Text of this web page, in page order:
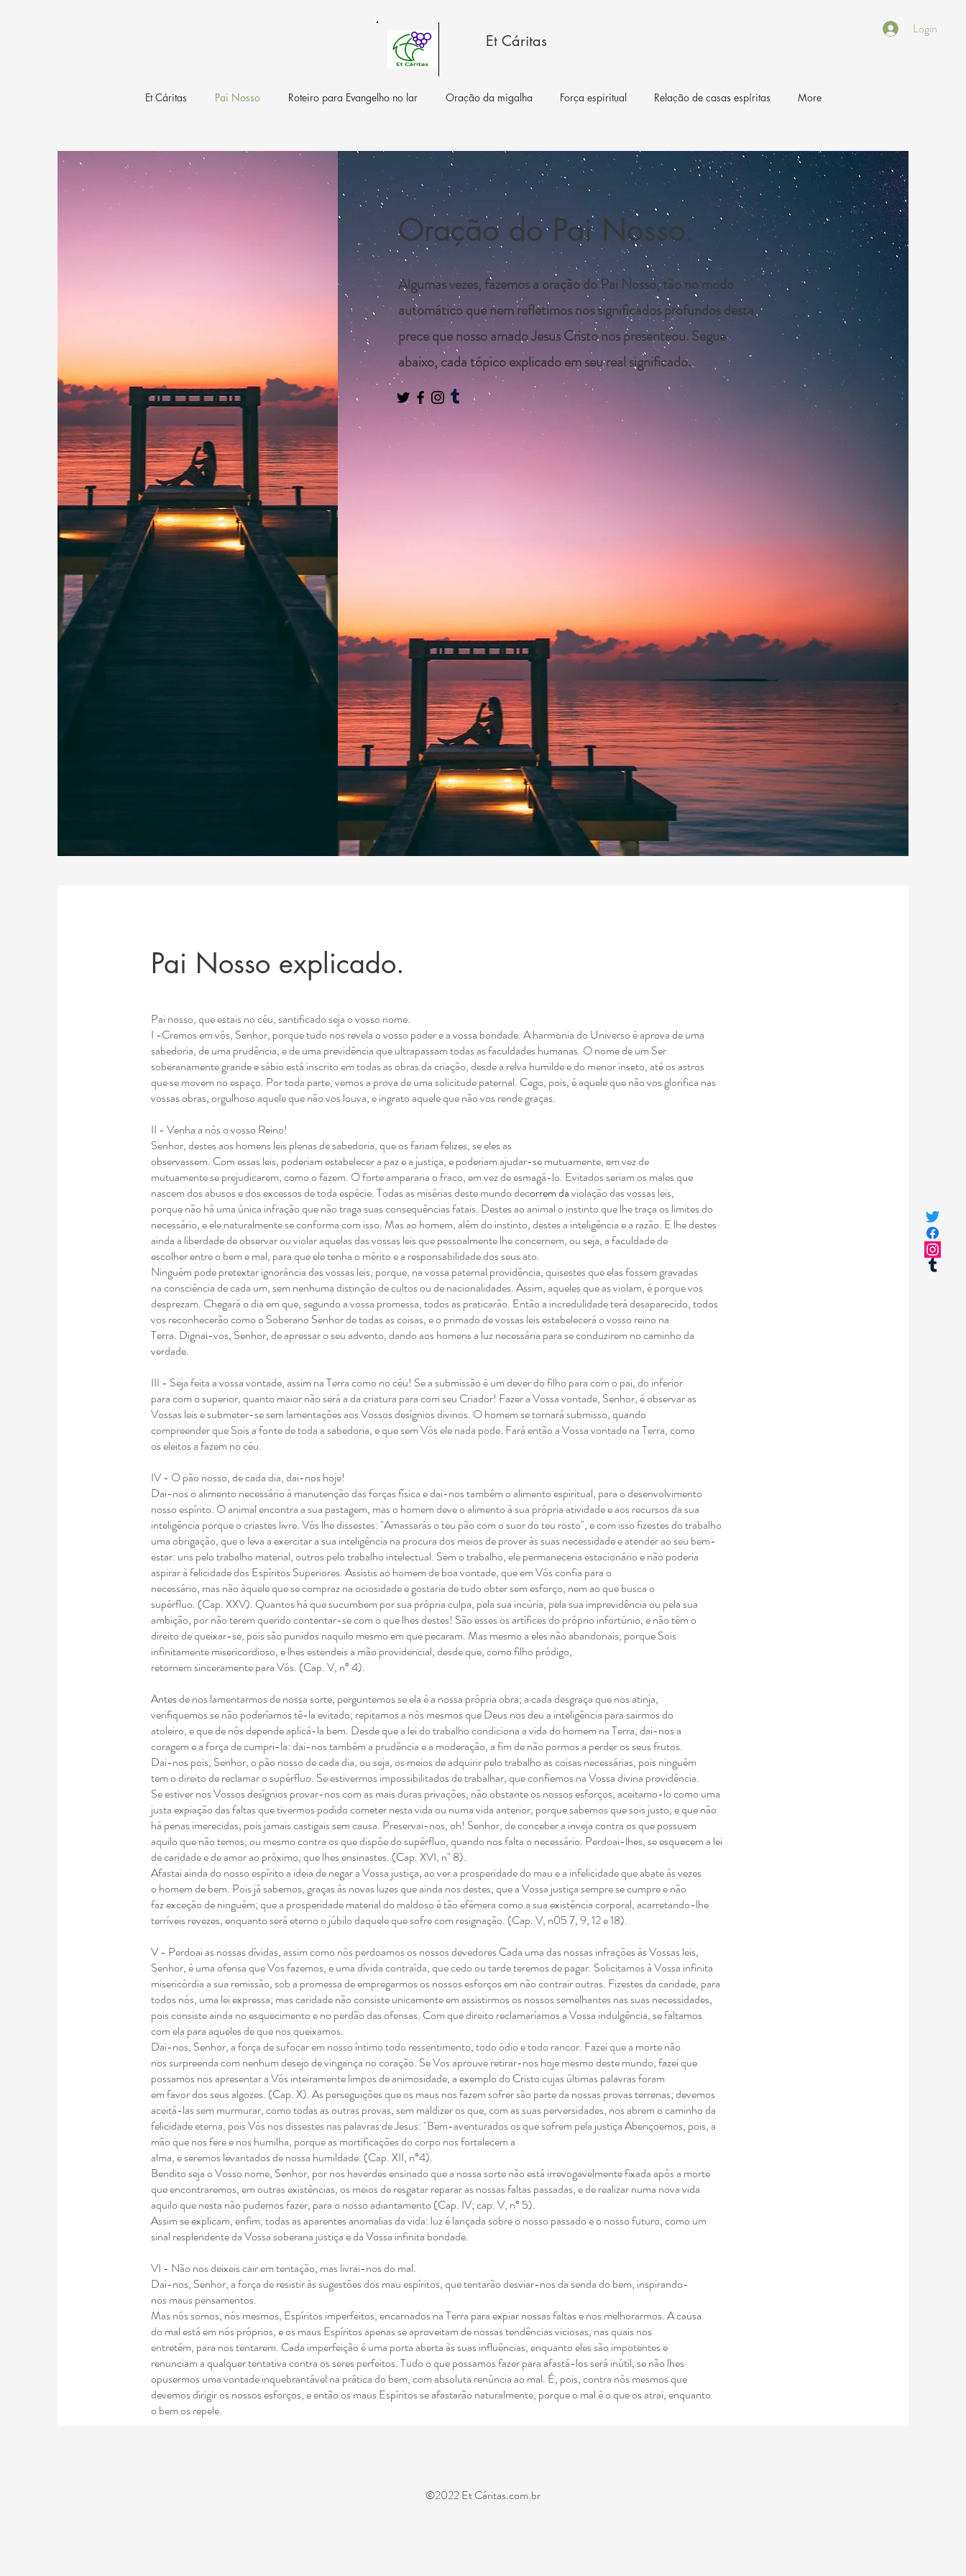
Login
Et Cáritas
Et Cáritas Pai Nosso Roteiro para Evangelho no lar Oração da migalha Força espiritual Relação de casas espíritas More
Oração do Pai Nosso.
Algumas vezes, fazemos a oração do Pai Nosso, tão no modo
automático que nem refletimos nos significados profundos desta
prece que nosso amado Jesus Cristo nos presenteou. Segue
abaixo, cada tópico explicado em seu real significado.
Pai Nosso explicado.
Pai nosso, que estais no céu, santificado seja ovosso nome.
I -Cremos em vós, Senhor, porque tudo nos revela ovosso poder e a vossa bondade. A harmonia do Universo é aprova de uma
sabedoria, de uma prudência, e de uma previdênciaque ultrapassam todas as faculdades humanas. O nome de um Ser
soberanamente grande e sábio está inscrito em todas asobras da criação, desde a relva humilde e do menor inseto, até osastros
que se movem no espaço. Por toda parte, vemos a provade uma solicitude paternal. Cego, pois, é aquele que não vosglorifica nas
vossas obras, orgulhoso aquele que não vos louva, eingrato aquele que não vos rende graças.
II - Venha a nós o vosso Reino!
Senhor, destes aos homens leisplenas de sabedoria, que os fariam felizes, se eles as
observassem. Com essas leis, poderiam estabelecer a paz e a justiça, e poderiam ajudar-se mutuamente, em vez de
mutuamente se prejudicarem, como o fazem. O forte ampararia ofraco, em vez de esmagá-lo. Evitados seriam os males que
nascem dos abusos e dos excessos de toda espécie. Todas asmisérias deste mundo decorrem daviolação das vossas leis,
porque não há uma única infração que não traga suasconsequências fatais. Destes ao animal o instinto que lhe traça os limites do
necessário,e ele naturalmente se conforma com isso. Mas ao homem, alémdo instinto, destes a inteligência e a razão. E lhe destes
ainda a liberdade de observar ou violar aquelas das vossas leis quepessoalmente lhe concernem, ou seja, a faculdade de
escolherentre o bem e mal, para que ele tenha o mérito e a responsabilidade dos seus ato.
Ninguém pode pretextar ignorância das vossas leis, porque, navossa paternal providência, quisestes que elas fossem gravadas
na consciência de cada um, sem nenhuma distinção de cultos oude nacionalidades. Assim, aqueles que as violam, é porque vos
desprezam. Chegará o dia em que, segundo a vossa promessa, todos aspraticarão. Então a incredulidade terá desaparecido, todos
vosreconhecerão como o Soberano Senhor de todas as coisas, e o primado de vossas leis estabelecerá o vosso reino na
Terra. Dignai-vos, Senhor, de apressar o seu advento, dando aoshomens a luz necessária para se conduzirem no caminho da
verdade.
III - Seja feita a vossa vontade, assim na Terra como no céu! Se a submissão é um dever do filho para com o pai, do inferior
para com o superior, quanto maior não será a da criatura paracom seu Criador! Fazer a Vossa vontade, Senhor, é observar as
Vossas leis e submeter-se sem lamentações aos Vossosdesígnios divinos. O homem se tornará submisso, quando
compreender que Sois a fonte de toda a sabedoria, e que semVós ele nada pode. Fará então a Vossa vontade na Terra, como
os eleitos a fazem no céu.
IV - O pão nosso, de cada dia, dai-nos hoje!
Dai-nos o alimento necessário à manutenção das forças física edai-nos também o alimento espiritual, para o desenvolvimento
nosso espírito. O animal encontra a sua pastagem, mas o homem deve oalimento à sua própria atividade e aos recursos da sua
inteligência porque o criastes livre.Vós lhe dissestes: "Amassarás o teu pão com o suor do teu rosto", e com isso fizestes do trabalho
uma obrigação, que o levaa exercitar a sua inteligência na procura dos meios de prover àssuas necessidade e atender ao seu bem-
estar: uns pelo trabalho material, outros pelo trabalho intelectual. Sem o trabalho, elepermaneceria estacionário e não poderia
aspirar à felicidade dosEspíritos Superiores.Assistis ao homem de boa vontade, que em Vós confia para o
necessário, mas não àquele que se compraz na ociosidade egostaria de tudo obter sem esforço, nem ao que busca o
supérfluo. (Cap. XXV). Quantos há que sucumbem por sua própria culpa, pela sua incúria, pela sua imprevidência ou pela sua
ambição, por nãoterem querido contentar-se com o que lhes destes! São esses osartífices do próprio infortúnio, e não têm o
direito de queixar-se, pois são punidos naquilo mesmo em que pecaram. Mas mesmo aeles não abandonais, porque Sois
infinitamente misericordioso, elhes estendeis a mão providencial, desde que, como filho pródigo,
retornem sinceramente para Vós. (Cap. V, n° 4).
Antes de nos lamentarmos de nossa sorte, perguntemos se ela éa nossa própria obra; a cada desgraça que nos atinja,
verifiquemos se não poderíamos tê-la evitado; repitamos a nósmesmos que Deus nos deu a inteligência para sairmos do
atoleiro, e que de nós depende aplicá-la bem. Desde que a lei dotrabalho condiciona a vida do homem na Terra, dai-nos a
corageme a força de cumpri-la: dai-nos também a prudência e a moderação, a fim de não pormos a perder os seus frutos.
Dai-nos pois, Senhor, o pão nosso de cada dia, ou seja, os meiosde adquirir pelo trabalho as coisas necessárias, pois ninguém
temo direito de reclamar o supérfluo. Se estivermos impossibilitados de trabalhar, que confiemos naVossa divina providência.
Se estiver nos Vossos desígnios provar-nos com as mais durasprivações, não obstante os nossos esforços, aceitamo-lo como uma
justa expiação das faltas que tivermos podido cometer nestavida ou numa vida anterior, porque sabemos que sois justo, e quenão
há penas imerecidas, pois jamais castigais sem causa. Preservai-nos, oh! Senhor, de conceber a inveja contra os quepossuem
aquilo que não temos, ou mesmo contra os que dispõedo supérfluo, quando nos falta o necessário. Perdoai-lhes, seesquecem a lei
de caridade e de amor ao próximo, que lhesensinastes. (Cap. XVI, n" 8).
Afastai ainda do nosso espírito a ideia de negar a Vossa justiça,ao ver a prosperidade do mau e a infelicidade que abate às vezes
o homem de bem. Pois já sabemos, graças às novas luzes queainda nos destes, que a Vossa justiça sempre se cumpre e não
faz exceção de ninguém; que a prosperidade material do maldosoé tão efémera como a sua existência corporal, acarretando-lhe
terríveis revezes, enquanto será eterno o júbilo daquele que sofrecom resignação. (Cap. V, n05 7, 9, 12 e 18).
V - Perdoai as nossas dívidas, assim como nós perdoamos osnossos devedoresCada uma das nossas infrações às Vossas leis,
Senhor, é umaofensa que Vos fazemos, e uma dívida contraída, que cedo outarde teremos de pagar. Solicitamos à Vossa infinita
misericórdia a sua remissão, sob a promessa de empregarmos os nossosesforços em não contrair outras. Fizestes da caridade, para
todos nós, uma lei expressa; mascaridade não consiste unicamente em assistirmos os nossossemelhantes nas suas necessidades,
pois consiste ainda noesquecimento e no perdão das ofensas. Com que direito reclamaríamos a Vossa indulgência, se faltamos
com ela paraaqueles de que nos queixamos.
Dai-nos, Senhor, a força de sufocar em nosso íntimo todo ressentimento, todo ódio e todo rancor. Fazei que a morte não
nos surpreenda com nenhum desejo de vingança no coração. SeVos aprouve retirar-nos hoje mesmo deste mundo, fazei que
possamos nos apresentar a Vós inteiramente limpos deanimosidade, a exemplo do Cristo cujas últimas palavras foram
em favor dos seus algozes. (Cap. X).As perseguições que os maus nos fazem sofrer são parte da nossas provas terrenas; devemos
aceitá-las sem murmurar, comotodas as outras provas, sem maldizer os que, com as suasperversidades, nos abrem o caminho da
felicidade eterna, poisVós nos dissestes nas palavras de Jesus: "Bem-aventurados osque sofrem pela justiça Abençoemos, pois, a
mão que nos fere enos humilha, porque as mortificações do corpo nos fortalecem a
alma, e seremos levantados de nossa humildade. (Cap. XII, n°4).
Bendito seja o Vosso nome, Senhor, por nos haverdes ensinadoque a nossa sorte não está irrevogavelmente fixada após a morte
que encontraremos, em outras existências, os meios de resgatarreparar as nossas faltas passadas, e de realizar numa nova vida
aquilo que nesta não pudemos fazer, para o nosso adiantamento (Cap. IV; cap. V, n° 5).
Assim se explicam, enfim, todas as aparentes anomalias da vida: luz é lançada sobre o nosso passado e o nosso futuro, como um
sinal resplendente da Vossa soberana justiça e da Vossa infinita bondade.
VI - Não nos deixeis cair em tentação, mas livrai-nos do mal.
Dai-nos, Senhor, a força de resistir às sugestões dos mauespíritos, que tentarão desviar-nos da senda do bem, inspirando-
nos maus pensamentos.
Mas nós somos, nós mesmos, Espíritos imperfeitos, encarnadosna Terra para expiar nossas faltas e nos melhorarmos. A causa
do mal está em nós próprios, e os maus Espíritos apenas seaproveitam de nossas tendências viciosas, nas quais nos
entretém, para nos tentarem. Cada imperfeição é uma portaaberta às suas influências, enquanto eles são impotentes e
renunciam a qualquer tentativa contra os seres perfeitos. Tudo oque possamos fazer para afastá-los será inútil, se não lhes
opusermos uma vontade inquebrantável na prática do bem, comabsoluta renúncia ao mal. É, pois, contra nós mesmos que
devemos dirigir os nossos esforços, e então os maus Espíritos seafastarão naturalmente, porque o mal é o que os atrai, enquanto
o bem os repele.
©2022 Et Cáritas.com.br